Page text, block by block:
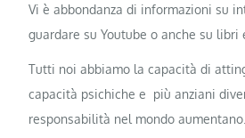
Vi è abbondanza di informazioni su
guardare su Youtube o anche su libri
Tutti noi abbiamo la capacità di
capacità psichiche e più anziani
responsabilità nel mondo aumentano.